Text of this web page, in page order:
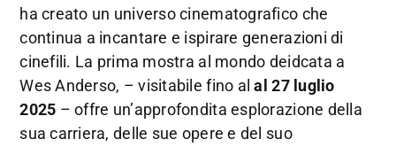
ha creato un universo cinematografico che
continua a incantare e ispirare generazioni di
cinefili. La prima mostra al mondo deidcata a
Wes Anderso, – visitabile fino alal 27 luglio
2025 – offre un’approfondita esplorazione della
sua carriera, delle sue opere e del suo